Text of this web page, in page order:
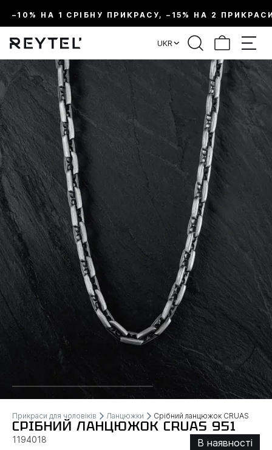
–10% НА 1 СРІБНУ ПРИКРАСУ, –15% НА 2
UKR
Прикраси для чоловіків Ланцюжки Срібний ланцюжок CRUAS
СРІБНИЙ ЛАНЦЮЖОК CRUAS 951
1194018
В наявності